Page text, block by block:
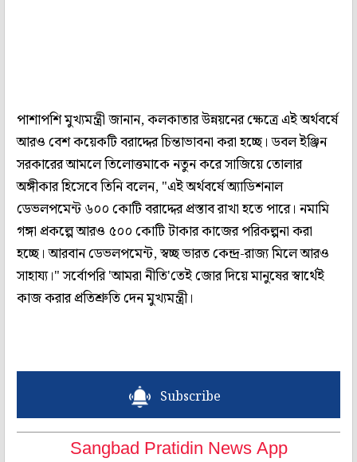
পাশাপশি মুখ্যমন্ত্রী জানান, কলকাতার উন্নয়নের ক্ষেত্রে এই অর্থবর্ষে
আরও বেশ কয়েকটি বরাদ্দের চিন্তাভাবনা করা হচ্ছে। ডবল ইঞ্জিন
সরকারের আমলে তিলোত্তমাকে নতুন করে সাজিয়ে তোলার
অঙ্গীকার হিসেবে তিনি বলেন, "এই অর্থবর্ষে অ্যাডিশনাল
ডেভলপমেন্ট ৬০০ কোটি বরাদ্দের প্রস্তাব রাখা হতে পারে। নমামি
গঙ্গা প্রকল্পে আরও ৫০০ কোটি টাকার কাজের পরিকল্পনা করা
হচ্ছে। আরবান ডেভলপমেন্ট, স্বচ্ছ ভারত কেন্দ্র-রাজ্য মিলে আরও
সাহায্য।" সর্বোপরি 'আমরা নীতি'তেই জোর দিয়ে মানুষের স্বার্থেই
কাজ করার প্রতিশ্রুতি দেন মুখ্যমন্ত্রী।
Subscribe
Sangbad Pratidin News App